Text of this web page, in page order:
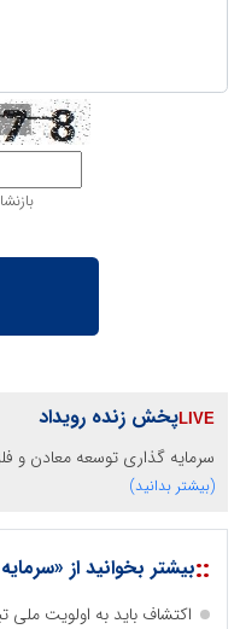
پخش زنده رویداد
سرمایه گذاری توسعه معادن و
(بیشتر بدانید)
::بیشتر بخوانید از
اکتشاف باید به اولویت